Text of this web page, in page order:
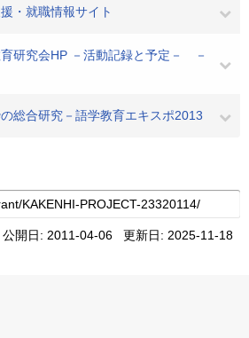
・就職情報サイト
研究会HP －活動記録と予定－ －
総合研究－語学教育エキスポ2013
公開日: 2011-04-06 更新日: 2025-11-18